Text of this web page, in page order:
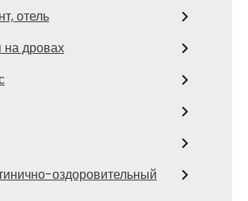
отель
на дровах
оздоровительный